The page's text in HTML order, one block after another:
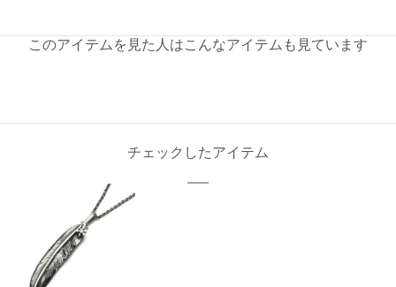
このアイテムを見た人はこんなアイテムも見ています
チェックしたアイテム